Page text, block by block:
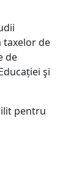
taxelor de
de
şi
pentru